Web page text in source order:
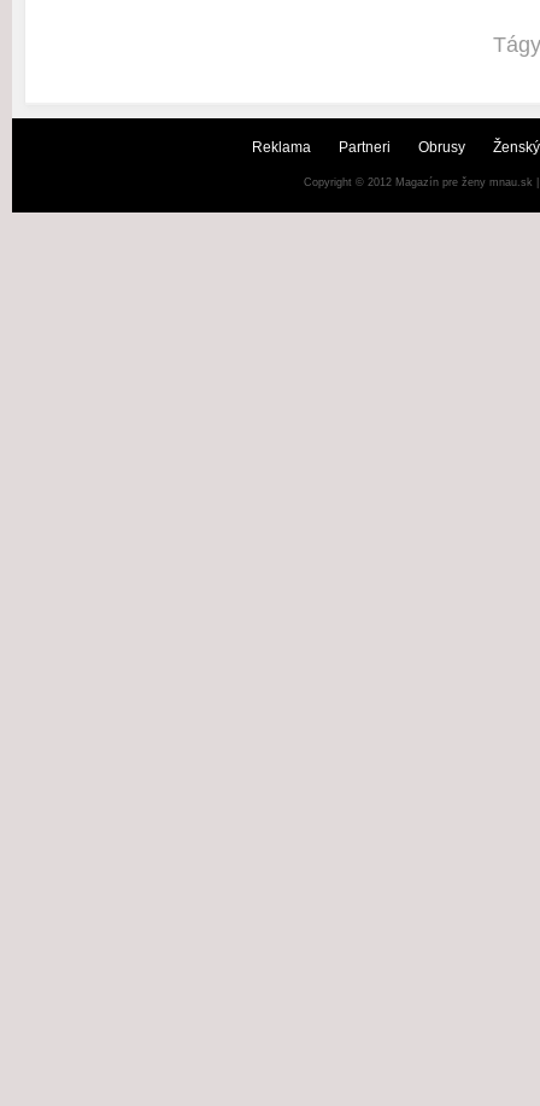
Reklama Partneri Obrusy
Copyright © 2012 Magazín pre ženy mnau.sk